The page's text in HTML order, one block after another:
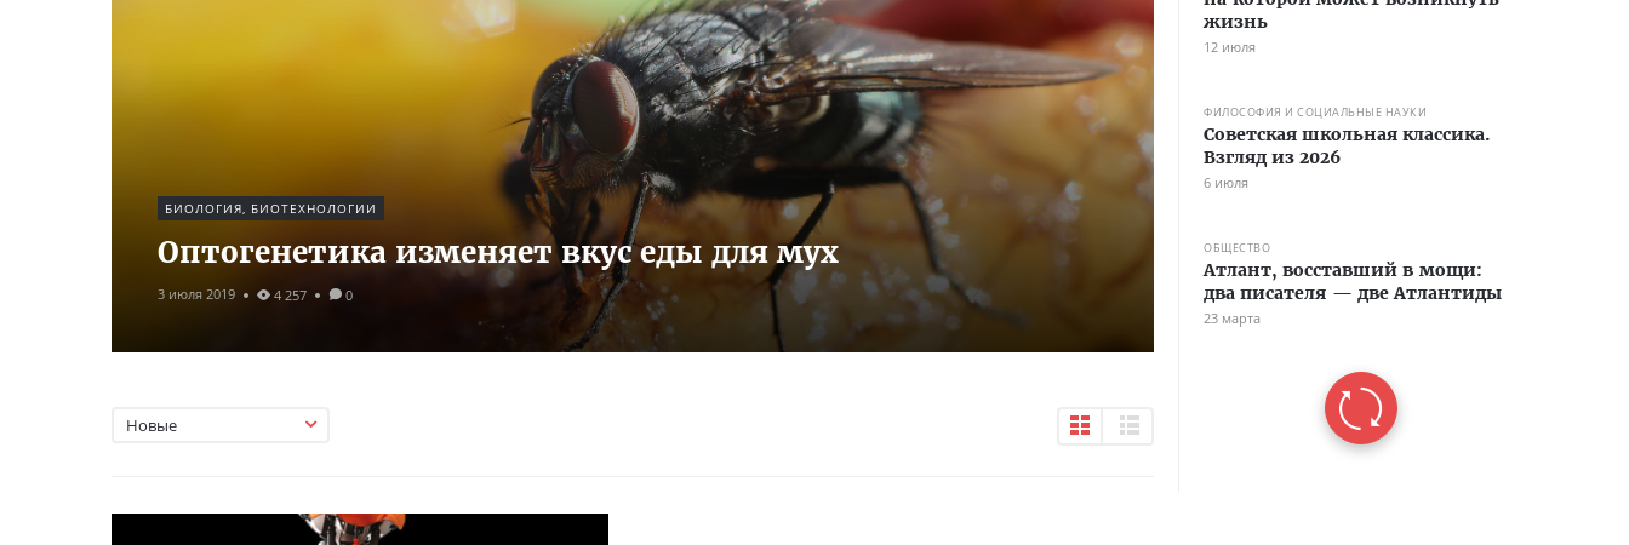
БИОЛОГИЯ, БИОТЕХНОЛОГИИ
Оптогенетика изменяет вкус еды для мух
3 июля 2019 4 257 0
Новые
жизнь
12 июля
ФИЛОСОФИЯ И СОЦИАЛЬНЫЕ НАУКИ
Советская школьная классика.
Взгляд из 2026
6 июля
ОБЩЕСТВО
Атлант, восставший в мощи:
два писателя — две Атлантиды
23 марта